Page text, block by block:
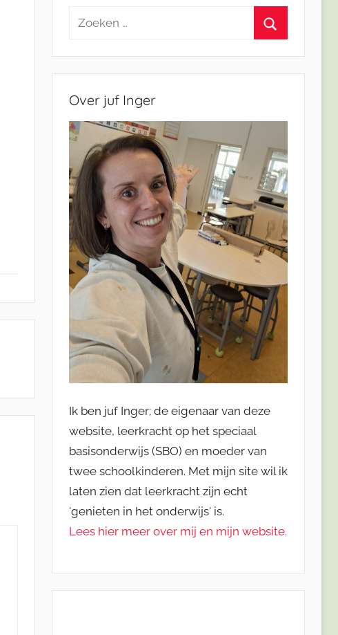
Zoeken
Over juf Inger
Ik ben juf Inger; de eigenaar van deze
website, leerkracht op het speciaal
basisonderwijs (SBO) en moeder van
twee schoolkinderen. Met mijn site wil ik
laten zien dat leerkracht zijn echt
'genieten in het onderwijs' is.
Lees hier meer over mij en mijn website.